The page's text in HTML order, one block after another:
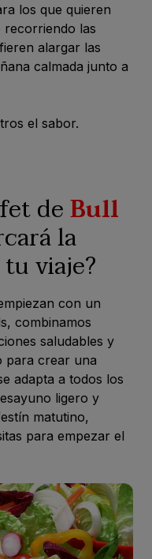
los que quieren
recorriendo las
alargar las
calmada junto a
el sabor.
deBull
la
viaje?
con un
combinamos
saludables y
para crear una
adapta a todos los
ligero y
matutino,
para empezar el